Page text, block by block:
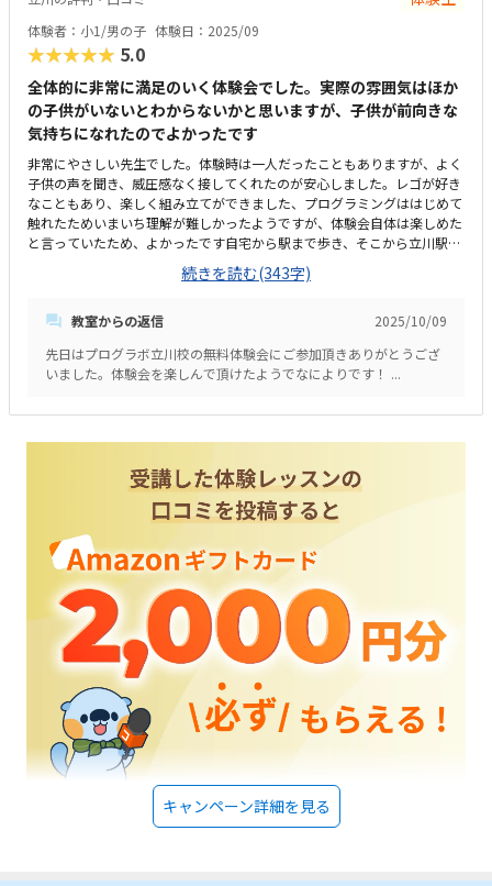
ました。
体験者：小1/男の子 体験日：2025/09
★★★★★ 5.0
全体的に非常に満足のいく体験会でした。実際の雰囲気はほか
の子供がいないとわからないかと思いますが、子供が前向きな
気持ちになれたのでよかったです
非常にやさしい先生でした。体験時は一人だったこともありますが、よく
子供の声を聞き、威圧感なく接してくれたのが安心しました。レゴが好き
なこともあり、楽しく組み立てができました、プログラミングははじめて
触れたためいまいち理解が難しかったようですが、体験会自体は楽しめた
と言っていたため、よかったです自宅から駅まで歩き、そこから立川駅ま
で電車移動の後、さらに徒歩移動となるため、多少大変さは感じました明
るい印象を持ちました。白を基調としたお部屋であり、10～20畳程度の
いましたが、入会時に数万円の入金が必要なため、飽き性の子供のことを
かったことがよかったです
続きを読む(343字)
教室からの返信
2025/10/09
先日はプログラボ立川校の無料体験会にご参加頂きありがとうござ
いました。体験会を楽しんで頂けたようでなによりです！ ...
キャンペーン詳細を見る